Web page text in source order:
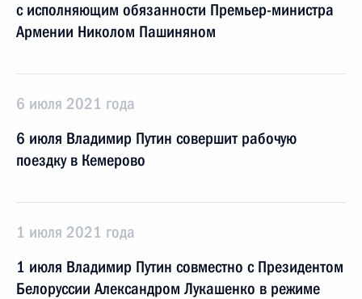
с исполняющим обязанности Премьер-министра
Армении Николом Пашиняном
6 июля 2021 года
6 июля Владимир Путин совершит рабочую
поездку в Кемерово
1 июля 2021 года
1 июля Владимир Путин совместно с Президентом
Белоруссии Александром Лукашенко в режиме